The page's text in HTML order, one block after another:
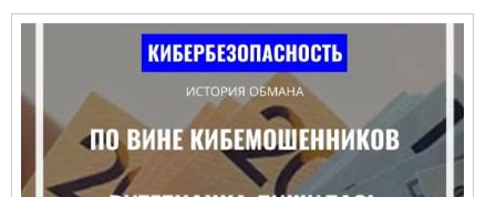
Дзяржава
Затрыманьні
Карная псыхіятрыя
КПЧ ААН